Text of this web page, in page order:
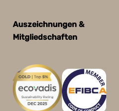
Auszeichnungen &
Mitgliedschaften